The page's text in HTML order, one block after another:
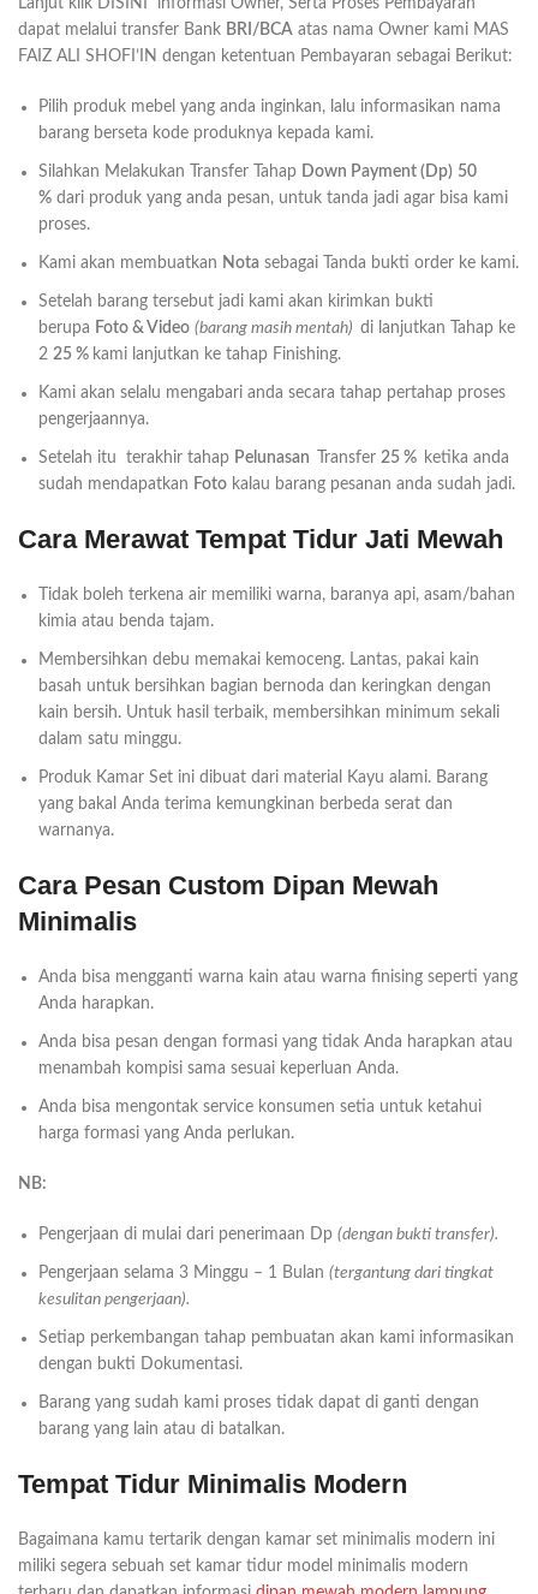
Lanjut klik DISINI informasi Owner, Serta Proses Pembayaran
dapat melalui transfer Bank BRI/BCA atas nama Owner kami MAS
FAIZ ALI SHOFI’IN dengan ketentuan Pembayaran sebagai Berikut:
Pilih produk mebel yang anda inginkan, lalu informasikan nama
barang berseta kode produknya kepada kami.
Silahkan Melakukan Transfer Tahap Down Payment (Dp) 50
% dari produk yang anda pesan, untuk tanda jadi agar bisa kami
proses.
Kami akan membuatkan Nota sebagai Tanda bukti order ke kami.
Setelah barang tersebut jadi kami akan kirimkan bukti
berupa Foto & Video (barang masih mentah) di lanjutkan Tahap ke
2 25 % kami lanjutkan ke tahap Finishing.
Kami akan selalu mengabari anda secara tahap pertahap proses
pengerjaannya.
Setelah itu terakhir tahap Pelunasan Transfer 25 % ketika anda
sudah mendapatkan Foto kalau barang pesanan anda sudah jadi.
Cara Merawat Tempat Tidur Jati Mewah
Tidak boleh terkena air memiliki warna, baranya api, asam/bahan
kimia atau benda tajam.
Membersihkan debu memakai kemoceng. Lantas, pakai kain
basah untuk bersihkan bagian bernoda dan keringkan dengan
kain bersih. Untuk hasil terbaik, membersihkan minimum sekali
dalam satu minggu.
Produk Kamar Set ini dibuat dari material Kayu alami. Barang
yang bakal Anda terima kemungkinan berbeda serat dan
warnanya.
Cara Pesan Custom Dipan Mewah
Minimalis
Anda bisa mengganti warna kain atau warna finising seperti yang
Anda harapkan.
Anda bisa pesan dengan formasi yang tidak Anda harapkan atau
menambah kompisi sama sesuai keperluan Anda.
Anda bisa mengontak service konsumen setia untuk ketahui
harga formasi yang Anda perlukan.
NB:
Pengerjaan di mulai dari penerimaan Dp (dengan bukti transfer).
Pengerjaan selama 3 Minggu – 1 Bulan (tergantung dari tingkat
kesulitan pengerjaan).
Setiap perkembangan tahap pembuatan akan kami informasikan
dengan bukti Dokumentasi.
Barang yang sudah kami proses tidak dapat di ganti dengan
barang yang lain atau di batalkan.
Tempat Tidur Minimalis Modern
Bagaimana kamu tertarik dengan kamar set minimalis modern ini
miliki segera sebuah set kamar tidur model minimalis modern